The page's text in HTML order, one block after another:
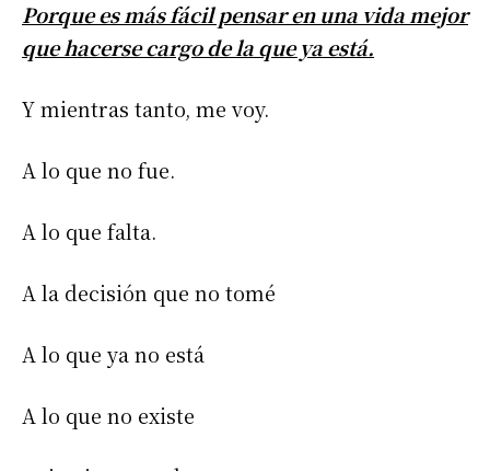
Porque es más fácil pensar en una vida mejor
que hacerse cargo de la que ya está.
Y mientras tanto, me voy.
A lo que no fue.
A lo que falta.
A la decisión que no tomé
A lo que ya no está
A lo que no existe